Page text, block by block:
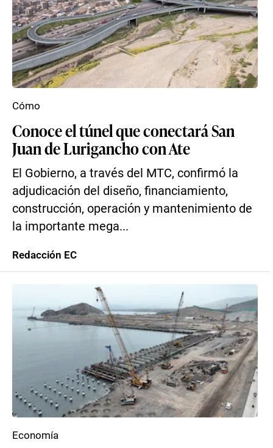
Conoce el túnel que conectará San
Juan de Lurigancho con Ate
El Gobierno, a través del MTC, confirmó la
adjudicación del diseño, financiamiento,
construcción, operación y mantenimiento de
la importante mega...
Cómo
Redacción EC
Economía